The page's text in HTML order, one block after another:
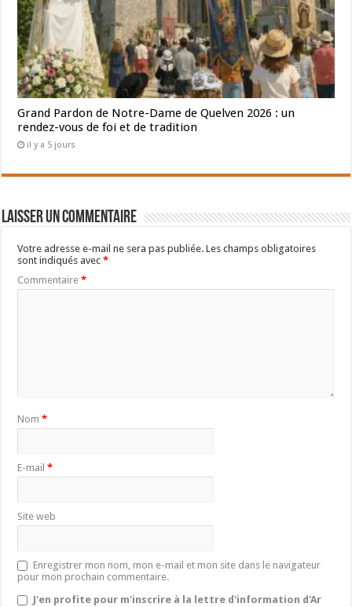
Grand Pardon de Notre-Dame de Quelven 2026 : un
rendez-vous de foi et de tradition
il y a 5 jours
Laisser un commentaire
Votre adresse e-mail ne sera pas publiée. Les champs obligatoires
sont indiqués avec*
Commentaire*
Nom*
E-mail*
Site web
Enregistrer mon nom, mon e-mail et mon site dans le navigateur
pour mon prochain commentaire.
J'en profite pour m'inscrire à la lettre d'information d'Ar